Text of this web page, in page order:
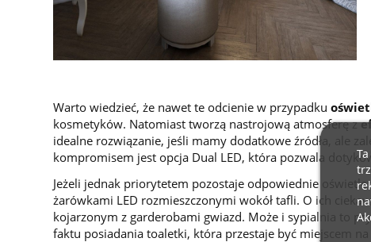
Warto wiedzieć, że nawet te odcienie w przypadku
kosmetyków. Natomiast tworzą nastrojową atmosferę z
idealne rozwiązanie, jeśli mamy dodatkowe źródła, ale
kompromisem jest opcja Dual LED, która pozwala
Jeżeli jednak priorytetem pozostaje odpowiednie
żarówkami LED rozmieszczonymi wokół tafli. O ich
kojarzonym z garderobami gwiazd. Może i sypialnia to
faktu posiadania toaletki, która przestaje być miejscem